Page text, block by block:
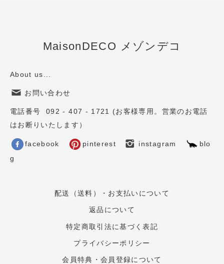
MaisonDECO メゾンデコ
About us...
お問い合わせ
電話番号 092 - 407 - 1721 (お客様専用。営業のお電話
はお断りいたします）
facebook pinterest instagram
blo
g
配送（送料）・お支払いについて
返品について
特定商取引法に基づく表記
プライバシーポリシー
会員特典・会員登録について